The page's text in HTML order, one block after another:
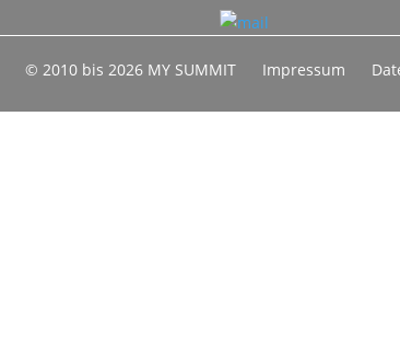
© 2010 bis 2026 MY SUMMIT Impressum